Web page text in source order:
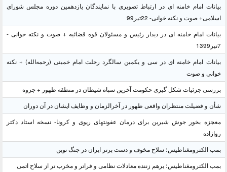
بیانات امام خامنه ای در ارتباط تصویری با نمایندگان یازدهمین دوره مجلس شورای
اسلامی+ صوت و نکته خوانی- 22تیر99
بیانات امام خامنه ای در دیدار رئیس و مسئولان قوه قضائیه + صوت و نکته خوانی -
7تیر1399
بیانات امام خامنه ای در سی و یکمین سالگرد رحلت امام خمینی (رحمه‌الله) + نکته
خوانی و صوت
بررسی جزئیات شکل گیری حکومت آخرین سپاه شیطان در منطقه ظهور + جزوه
شأن و فضیلت منتظران واقعی ظهور در آخرالزمان و وظایف ایشان در آن دوران
معجزه بخور جوش شیرین برای درمان عفونتهای ریوی و کرونا- نسخه استاد دکتر
روازاده
بمب الکترومغناطیس؛ سلاح مخوف و دست برتر ایران در جنگ نوین
بمب الکترومغناطیس؛ برهم زننده معادلات نظامی و فراتر و مخرب تر از سلاح اتمی